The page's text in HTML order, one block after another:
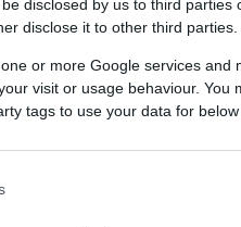
disclosed by us to third parties
disclose it to other third parties.
or more Google services and
visit or usage behaviour. You
tags to use your data for
Open di
nell’ultima
Dokovic
che detiene il record
Serena Williams,